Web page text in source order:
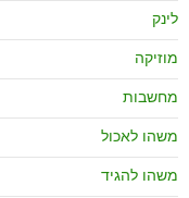
לינק
מוזיקה
מחשבות
משהו לאכול
משהו להגיד